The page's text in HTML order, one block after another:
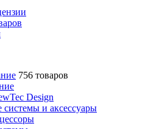
756 товаров
Design
системы и аксессуары